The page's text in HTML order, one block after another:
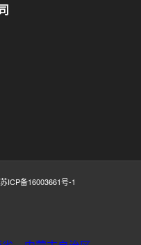
苏ICP备16003661号-1